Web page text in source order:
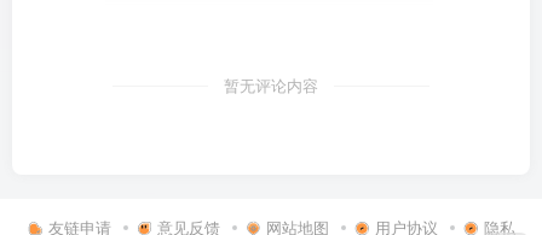
暂无评论内容
友链申请 意见反馈 网站地图 用户协议 隐私